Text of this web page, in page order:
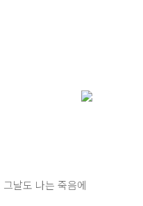
날도 나는 죽음에